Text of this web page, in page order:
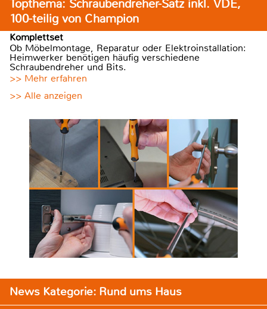
Topthema: Schraubendreher-Satz inkl. VDE,
100-teilig von Champion
Komplettset
Ob Möbelmontage, Reparatur oder Elektroinstallation:
Heimwerker benötigen häufig verschiedene
Schraubendreher und Bits.
>> Mehr erfahren
>> Alle anzeigen
News Kategorie: Rund ums Haus